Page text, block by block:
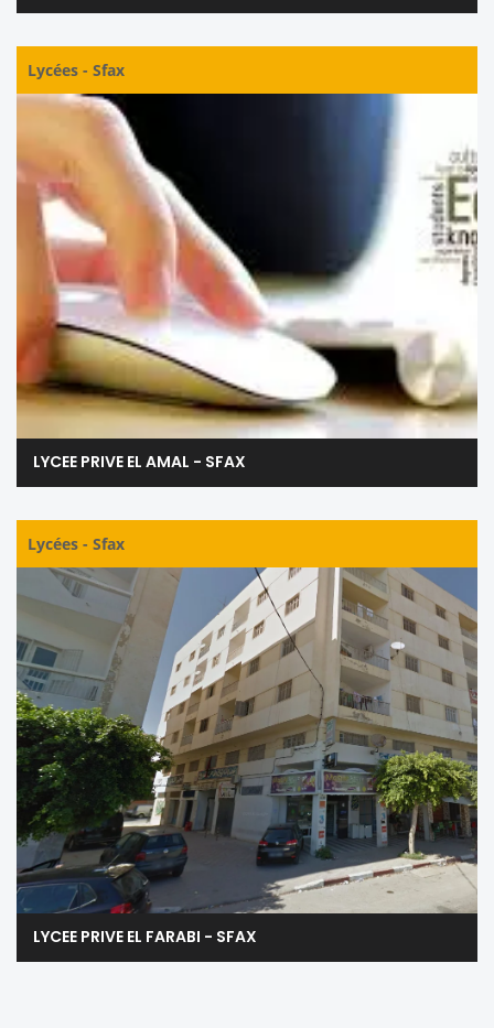
Lycées - Sfax
LYCEE PRIVE EL AMAL - SFAX
Lycées - Sfax
LYCEE PRIVE EL FARABI - SFAX